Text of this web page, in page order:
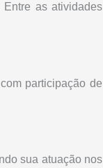
Entre as atividades
participação de
sua atuação nos